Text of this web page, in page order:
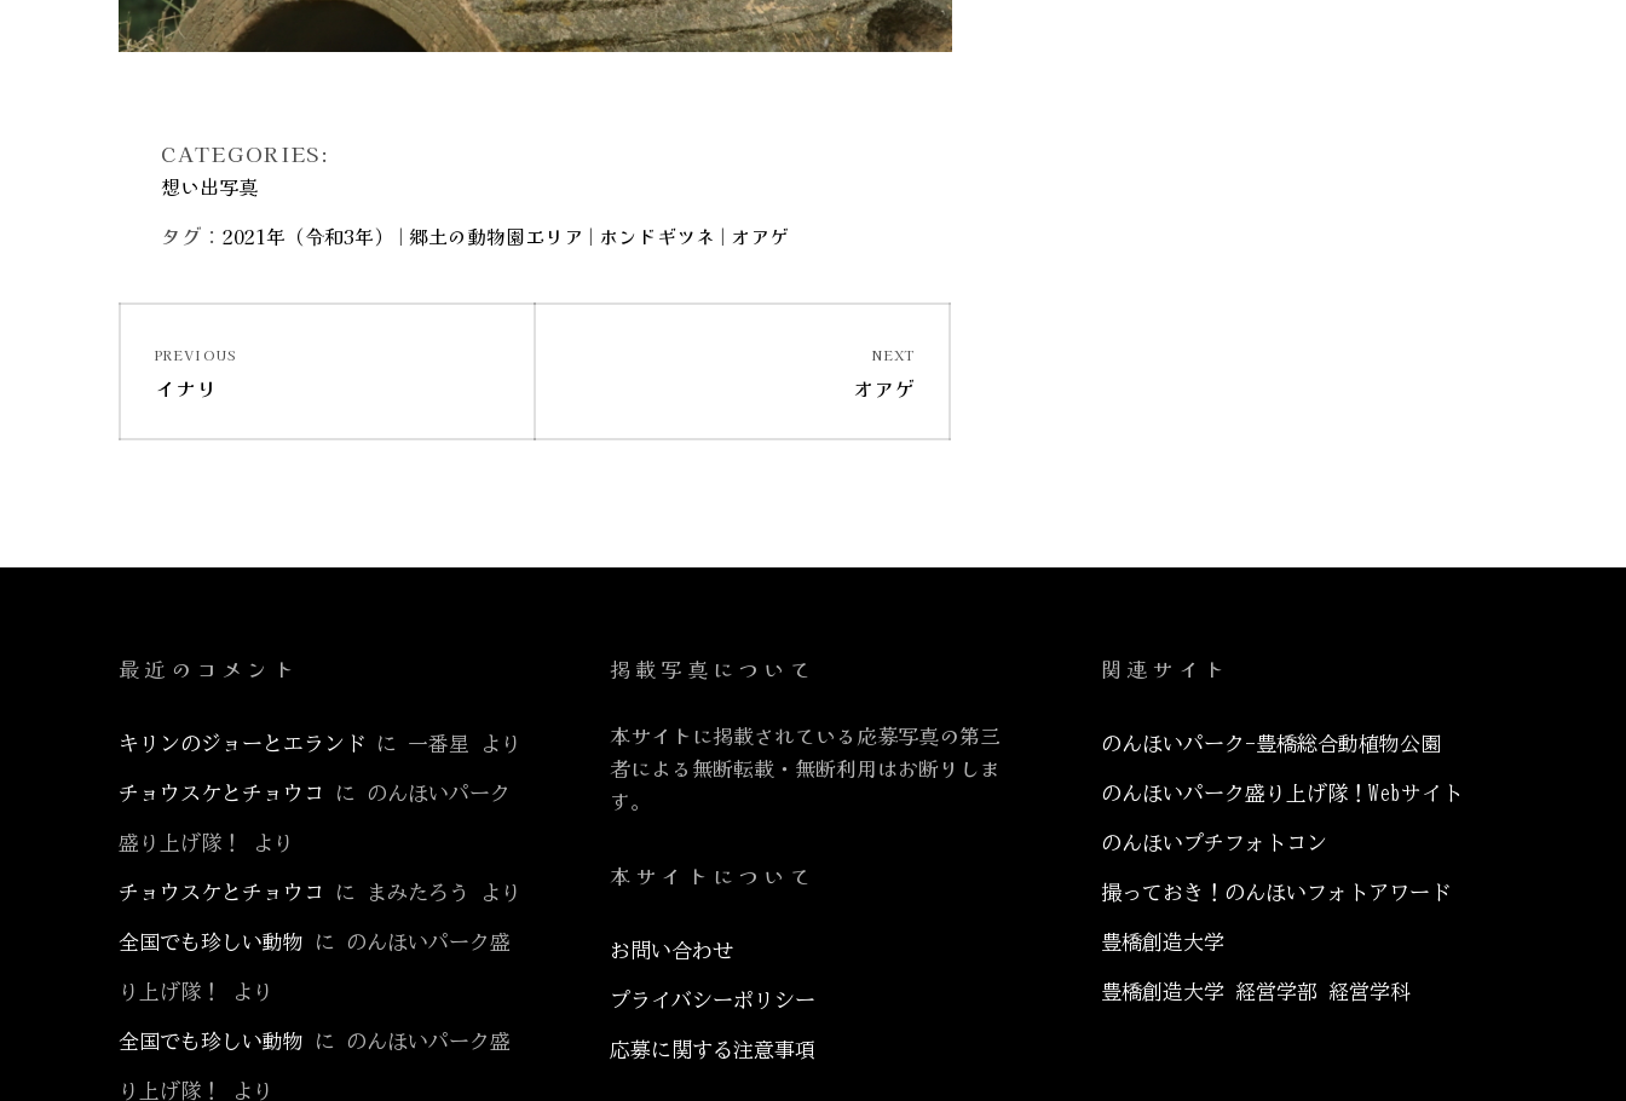
CATEGORIES:
想い出写真
タグ： 2021年（令和3年） | 郷土の動物園エリア | ホンドギツネ | オアゲ
ナ
ゲ
シ
ョ
ン
PREVIOUS
Previous
イナリ
NEXT
Next
オアゲ
最近のコメント
キリンのジョーとエランド に 一番星 より
チョウスケとチョウコ に のんほいパーク
盛り上げ隊！ より
チョウスケとチョウコ に まみたろう より
全国でも珍しい動物 に のんほいパーク盛
り上げ隊！ より
全国でも珍しい動物 に のんほいパーク盛
り上げ隊！ より
掲載写真について
本サイトに掲載されている応募写真の第三
者による無断転載・無断利用はお断りしま
す。
本サイトについて
お問い合わせ
プライバシーポリシー
応募に関する注意事項
関連サイト
のんほいパーク-豊橋総合動植物公園
のんほいパーク盛り上げ隊！Webサイト
のんほいプチフォトコン
撮っておき！のんほいフォトアワード
豊橋創造大学
豊橋創造大学 経営学部 経営学科